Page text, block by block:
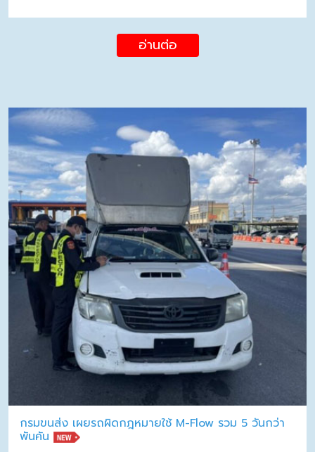
อ่านต่อ
กรมขนส่ง เผยรถผิดกฎหมายใช้ M-Flow รวม 5 วันกว่า
พันคัน